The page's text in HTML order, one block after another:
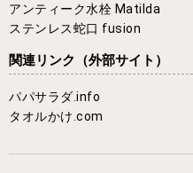
アンティーク水栓 Matilda
ステンレス蛇口 fusion
関連リンク （外部サイト）
パパサラダ.info
タオルかけ.com